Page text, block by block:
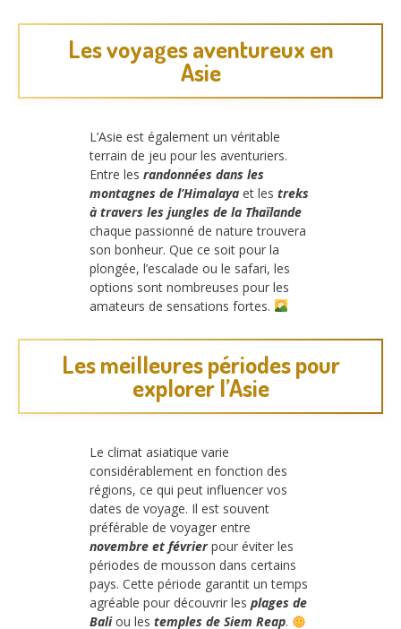
Les voyages aventureux en
Asie
L’Asie est également un véritable
terrain de jeu pour les aventuriers.
Entre les randonnées dans les
montagnes de l’Himalaya et les treks
à travers les jungles de la Thaïlande
chaque passionné de nature trouvera
son bonheur. Que ce soit pour la
plongée, l’escalade ou le safari, les
options sont nombreuses pour les
amateurs de sensations fortes.
Les meilleures périodes pour
explorer l’Asie
Le climat asiatique varie
considérablement en fonction des
régions, ce qui peut influencer vos
dates de voyage. Il est souvent
préférable de voyager entre
novembre et févrierpour éviter les
périodes de mousson dans certains
pays. Cette période garantit un temps
agréable pour découvrir les plages de
Baliou les temples de Siem Reap.